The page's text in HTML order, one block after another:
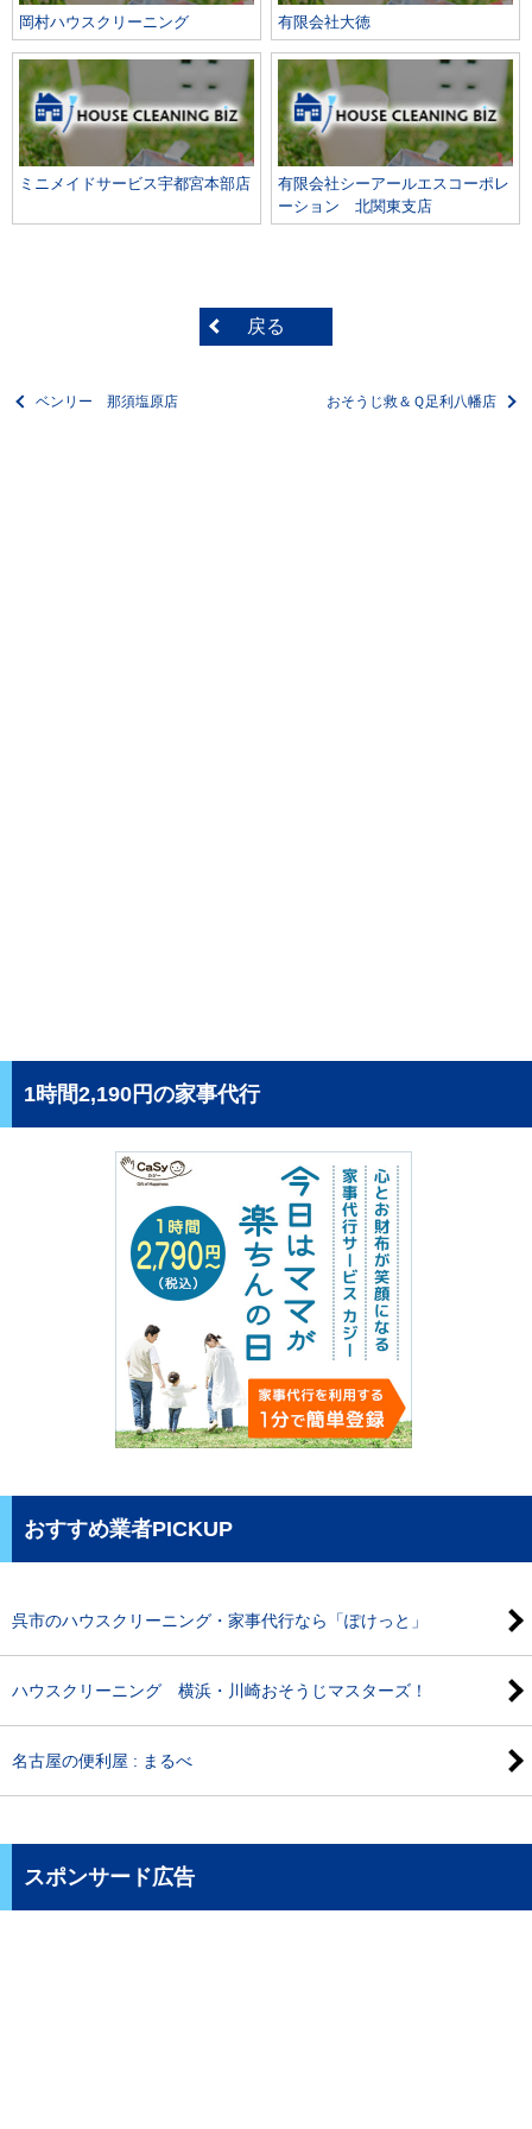
岡村ハウスクリーニング 有限会社大徳
ミニメイドサービス宇都宮本部店
有限会社シーアールエスコーポレ
ーション 北関東支店
戻る
ベンリー 那須塩原店 おそうじ救＆Ｑ足利八幡店
1時間2,190円の家事代行
おすすめ業者PICKUP
呉市のハウスクリーニング・家事代行なら「ぽけっと」
ハウスクリーニング 横浜・川崎おそうじマスターズ！
名古屋の便利屋 : まるべ
スポンサード広告